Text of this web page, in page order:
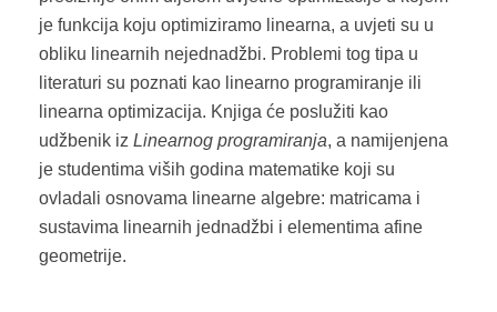
je funkcija koju optimiziramo linearna, a uvjeti su u
obliku linearnih nejednadžbi. Problemi tog tipa u
literaturi su poznati kao linearno programiranje ili
linearna optimizacija. Knjiga će poslužiti kao
udžbenik iz Linearnog programiranja, a namijenjena
je studentima viših godina matematike koji su
ovladali osnovama linearne algebre: matricama i
sustavima linearnih jednadžbi i elementima afine
geometrije.